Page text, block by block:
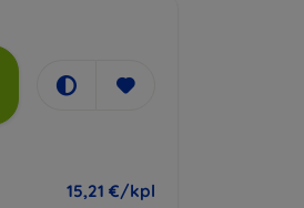
15,21 €/kpl